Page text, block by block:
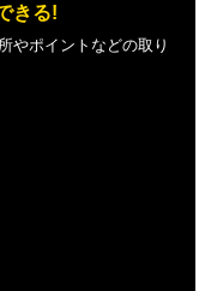
きる!
やポイントなどの取り